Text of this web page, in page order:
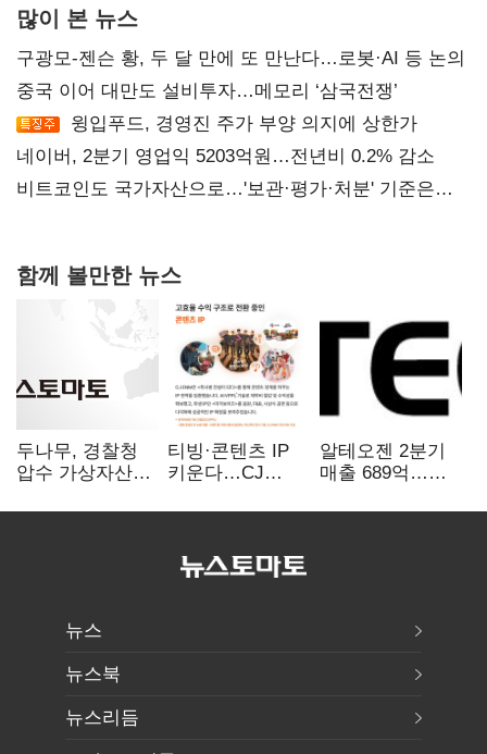
많이 본 뉴스
구광모-젠슨 황, 두 달 만에 또 만난다…로봇·AI 등 논의
중국 이어 대만도 설비투자…메모리 ‘삼국전쟁’
윙입푸드, 경영진 주가 부양 의지에 상한가
네이버, 2분기 영업익 5203억원…전년비 0.2% 감소
비트코인도 국가자산으로…'보관·평가·처분' 기준은
함께 볼만한 뉴스
두나무, 경찰청
압수 가상자산
커스터디 사업
티빙·콘텐츠 IP
키운다…CJ
글로벌 확장 가속
알테오젠 2분기
매출 689억…
269.5%↑
뉴스
뉴스북
뉴스리듬